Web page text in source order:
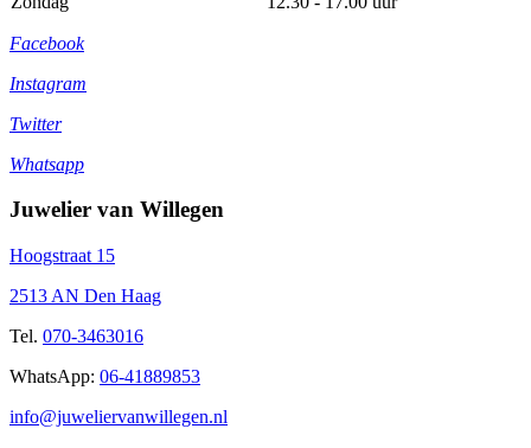
Facebook
Instagram
Twitter
Whatsapp
Juwelier van Willegen
Hoogstraat 15
2513 AN Den Haag
Tel. 070-3463016
WhatsApp: 06-41889853
info@juweliervanwillegen.nl